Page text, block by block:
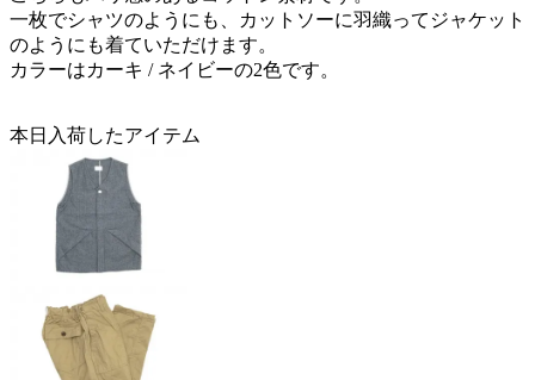
一枚でシャツのようにも、カットソーに羽織ってジャケット
のようにも着ていただけます。
カラーはカーキ / ネイビーの2色です。
本日入荷したアイテム